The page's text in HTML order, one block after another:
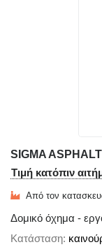
SIGMA
Τιμή κατόπιν
Από τον
Δομικό όχημα -
Κατάσταση